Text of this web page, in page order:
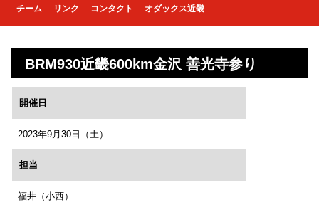
チーム リンク コンタクト オダックス近畿
BRM930近畿600km金沢 善光寺参り
開催日
2023年9月30日（土）
担当
福井（小西）